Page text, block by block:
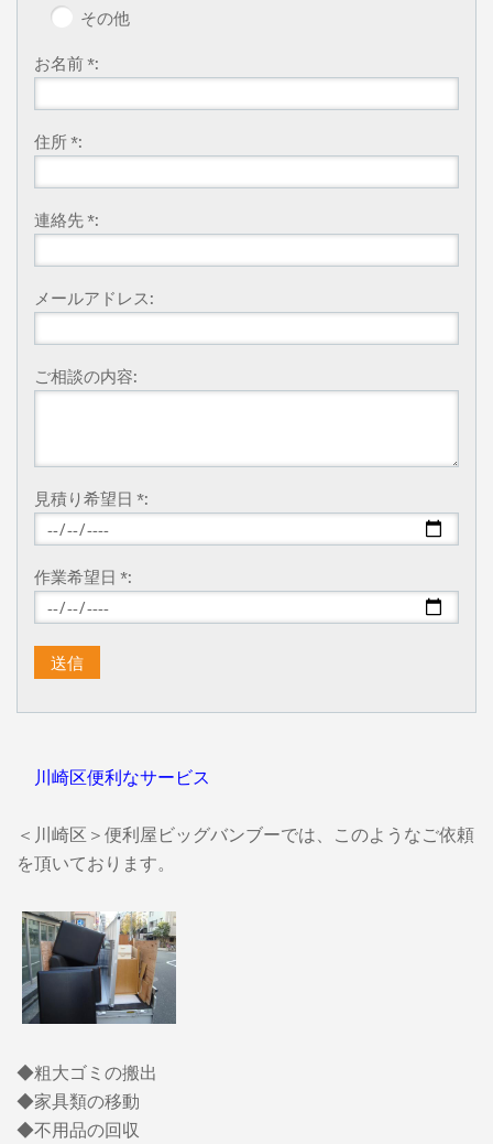
その他
お名前 *:
住所 *:
連絡先 *:
メールアドレス:
ご相談の内容:
見積り希望日 *:
作業希望日 *:
川崎区便利なサービス
＜川崎区＞便利屋ビッグバンブーでは、このようなご依頼
を頂いております。
◆粗大ゴミの搬出
◆家具類の移動
◆不用品の回収